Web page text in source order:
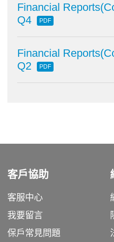
Financial
Q4
PDF
Financial
Q2
PDF
客戶協助
客服中心
我要留言
保戶常見問題